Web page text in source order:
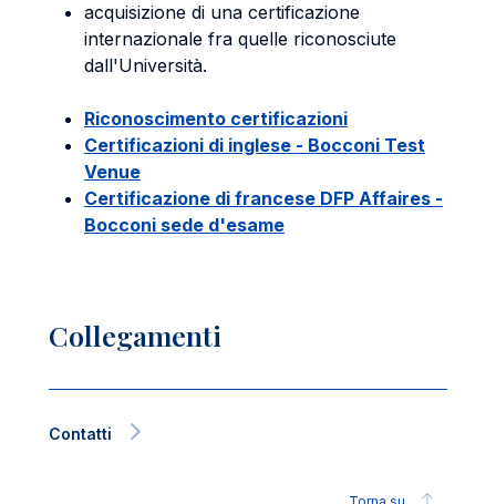
acquisizione di una certificazione
internazionale fra quelle riconosciute
dall'Università.
Riconoscimento certificazioni
Certificazioni di inglese - Bocconi Test
Venue
Certificazione di francese DFP Affaires -
Bocconi sede d'esame
Collegamenti
Contatti